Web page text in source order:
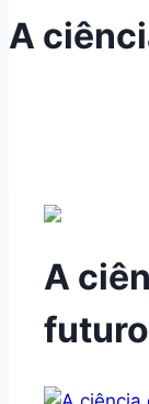
A
A
futuro